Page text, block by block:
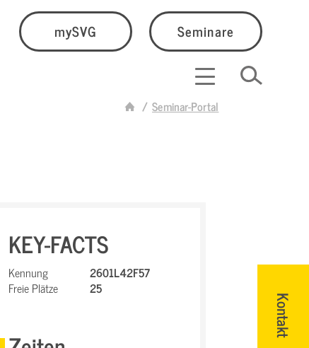
mySVG Seminare
Seminar-Portal
Kontakt
KEY-FACTS
Kennung
2601L42F57
Freie Plätze
25